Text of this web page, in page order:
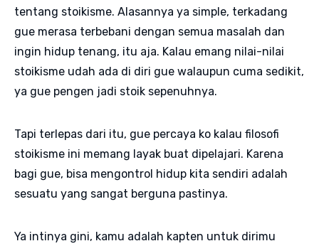
tentang stoikisme. Alasannya ya simple, terkadang
gue merasa terbebani dengan semua masalah dan
ingin hidup tenang, itu aja. Kalau emang nilai-nilai
stoikisme udah ada di diri gue walaupun cuma sedikit,
ya gue pengen jadi stoik sepenuhnya.
Tapi terlepas dari itu, gue percaya ko kalau filosofi
stoikisme ini memang layak buat dipelajari. Karena
bagi gue, bisa mengontrol hidup kita sendiri adalah
sesuatu yang sangat berguna pastinya.
Ya intinya gini, kamu adalah kapten untuk dirimu